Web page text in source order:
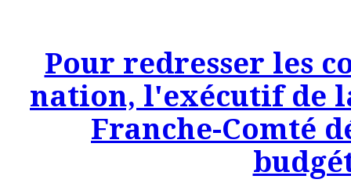
Pour redresser les
nation, l'exécutif de
Franche-Comté